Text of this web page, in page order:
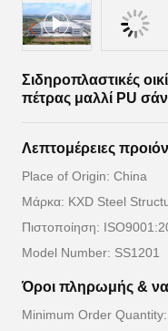
Σιδηροπλαστικές
πέτρας μαλλί PU
Λεπτομέρειες
Place of Origin: China
Μάρκα: KXD Steel
Πιστοποίηση:
Model Number: SS1201
Όροι πληρωμής &
Minimum Order